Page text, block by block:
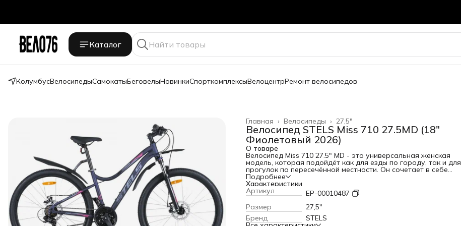
Каталог
КолумбусВелосипедыСамокатыБеговелыНовинкиСпорткомплексыВелоцентрРемонт велосипедов
27,5"
Велосипеды ›
Главная ›
Велосипед STELS Miss 710 27.5MD (18"
Фиолетовый 2026)
О товаре
Велосипед Miss 710 27.5" MD - это универсальная женская
модель, которая подойдёт как для езды по городу, так и для
прогулок по пересечённой местности. Он сочетает в себе
прочную стальную раму, современную амортизационную
вилку с ходом 80 мм и надёжные компоненты,
обеспечивающие комфорт и уверенное управление в любых
условиях.
Колёса диаметром 27.5 дюймов обеспечивают хороший накат
и устойчивость на различных типах покрытий. Велосипед
оснащён трансмиссией на 21 скорость с передним
Подробнее
Характеристики
Артикул
EP-00010487
Размер
27,5"
Бренд
STELS